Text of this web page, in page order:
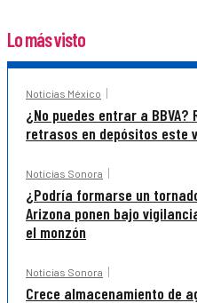
Lo más visto
Noticias México
¿No puedes entrar a
retrasos en depósitos este
Noticias Sonora
¿Podría formarse un
Arizona ponen bajo
el monzón
Noticias Sonora
Crece almacenamiento de